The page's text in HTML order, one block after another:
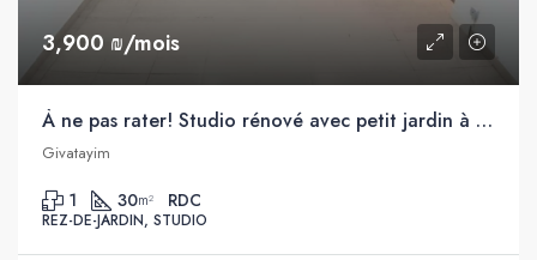
3,900 ₪/mois
À ne pas rater! Studio rénové avec petit jardin à louer, Givatayim
Givatayim
1 30m² RDC
REZ-DE-JARDIN, STUDIO